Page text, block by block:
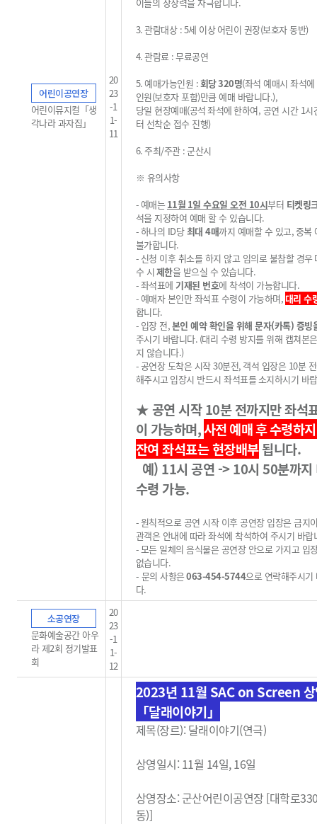
어린이공연장
어린이뮤지컬「생
각나라 과자집」
20
23
-1
1-
11
3.관람대상 : 5세 이상어린이 권장(보호자 동반)
4.관람료 :무료공연
5. 예매가능인원 :회당320명(좌석 예매시 좌석
인원(보호자 포함)만큼 예매 바랍니다.),
당일 현장예매(공석좌석에한하여, 공연 시간 1시
터 선착순 접수 진행)
6.주최/주관 :군산시
※ 유의사항
- 예매는11월 1일 수요일 오전 10시부터 티켓링
석을 지정하여 예매 할 수 있습니다.
-하나의 ID당최대 4매까지 예매할 수 있고,중복
불가합니다.
- 신청 이후 취소를 하지 않고 임의로 불참할 경우
수 시제한을 받으실 수 있습니다.
-좌석표에기재된 번호에 착석이 가능합니다.
- 예매자 본인만 좌석표 수령이 가능하며,대리 수
합니다.
- 입장 전,본인 예약 확인을 위해 문자(카톡) 증빙
주시기 바랍니다. (대리 수령 방지를 위해 캡쳐본
지 않습니다.)
-공연장 도착은 시작30분전, 객석 입장은 10분
해주시고입장시 반드시 좌석표를소지하시기 바
★공연 시작10분 전까지만 좌석
이 가능하며,사전 예매 후수령하
잔여 좌석표는 현장배부됩니다.
예) 11시 공연 -> 10시 50분까지
수령 가능.
-원칙적으로 공연 시작 이후 공연장 입장은 금지
관객은 안내에 따라 좌석에 착석하여 주시기 바랍
-모든 일체의 음식물은 공연장 안으로 가지고 입
없습니다.
- 문의 사항은063-454-5744으로 연락해주시기
다.
소공연장
문화예술공간 아우
라 제2회 정기발표
회
20
23
-1
1-
12
2023년 11월 SAC on Screen
「달래이야기」
제목(장르): 달래이야기(연극)
상영일시: 11월 14일, 16일
상영장소: 군산어린이공연장 [대학로
동)]